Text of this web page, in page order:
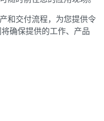
和交付流程，为您提供令
确保提供的工作、产品